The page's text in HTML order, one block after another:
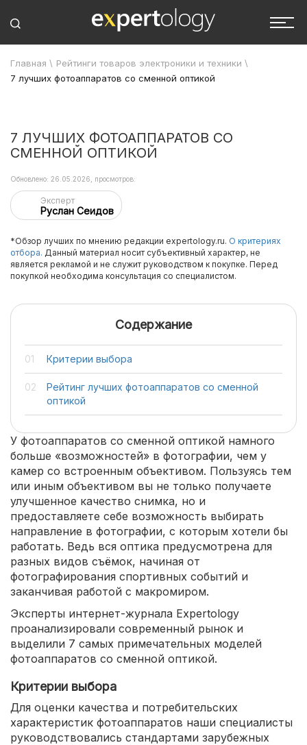
Главная \ Рейтинги товаров электроники и техники \
7 лучших фотоаппаратов со сменной оптикой
7 ЛУЧШИХ ФОТОАППАРАТОВ СО
СМЕННОЙ ОПТИКОЙ
Эксперт
Руслан Сеидов
Обновлено: 26.05.2026, просмотров:
*Обзор лучших по мнению редакции expertology.ru. О критериях
отбора. Данный материал носит субъективный характер, не
является рекламой и не служит руководством к покупке. Перед
покупкой необходима консультация со специалистом.
Содержание
Критерии выбора
Рейтинг лучших фотоаппаратов со сменной
оптикой
У фотоаппаратов со сменной оптикой намного
больше «возможностей» в фотографии, чем у
камер со встроенным объективом. Пользуясь тем
или иным объективом вы не только получаете
улучшенное качество снимка, но и
предоставляете себе возможность выбирать
направление в фотографии, с которым хотели бы
работать. Ведь вся оптика предусмотрена для
разных видов съёмок, начиная от
фотографирования спортивных событий и
заканчивая работой с макромиром.
Эксперты интернет-журнала Expertology
проанализировали современный рынок и
выделили 7 самых примечательных моделей
фотоаппаратов со сменной оптикой.
Критерии выбора
Для оценки качества и потребительских
характеристик фотоаппаратов наши специалисты
руководствовались стандартами зарубежных